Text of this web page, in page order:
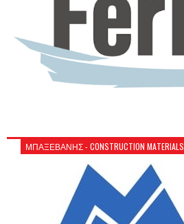
ΜΠΑΞΕΒΑΝΗΣ - CONSTRUCTION MATERIALS